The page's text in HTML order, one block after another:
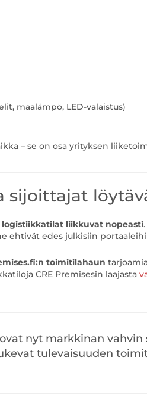
maalämpö, LED-valaistus)
– se on osa yrityksen
sijoittajat
logistiikkatilat liikkuvat nopeasti.
ehtivät edes julkisiin
toimitilahaun
CRE Premisesin laajasta
nyt markkinan
tulevaisuuden